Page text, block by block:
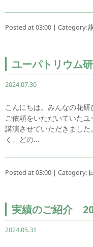
Posted at 03:00 | Category:
ユーパトリウム
2024.07.30
こんにちは。みんなの花
ご依頼をいただいていた
講演させていただきまし
く、どの…
Posted at 03:00 | Category:
実績のご紹介
2024.05.31